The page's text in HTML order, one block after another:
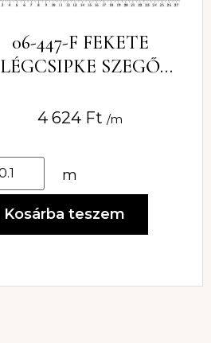
06-447-F FEKETE
LÉGCSIPKE SZEGŐ
4 624 Ft /m
m
Kosárba teszem